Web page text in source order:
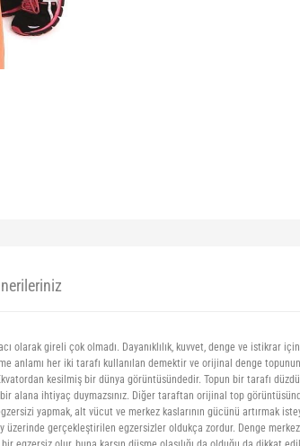
olarak gireli çok olmadı. Dayanıklılık, kuvvet, denge ve istikrar
anlamı her iki tarafı kullanılan demektir ve orijinal denge
kesilmiş bir dünya görüntüsündedir. Topun bir tarafı
ihtiyaç duymazsınız. Diğer taraftan orijinal top
yapmak, alt vücut ve merkez kaslarının gücünü artırmak
üzerinde gerçekleştirilen egzersizler oldukça zordur. Denge